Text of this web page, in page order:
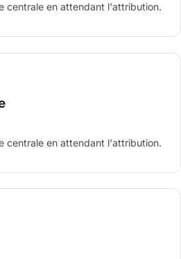
centrale en attendant l'attribution.
centrale en attendant l'attribution.